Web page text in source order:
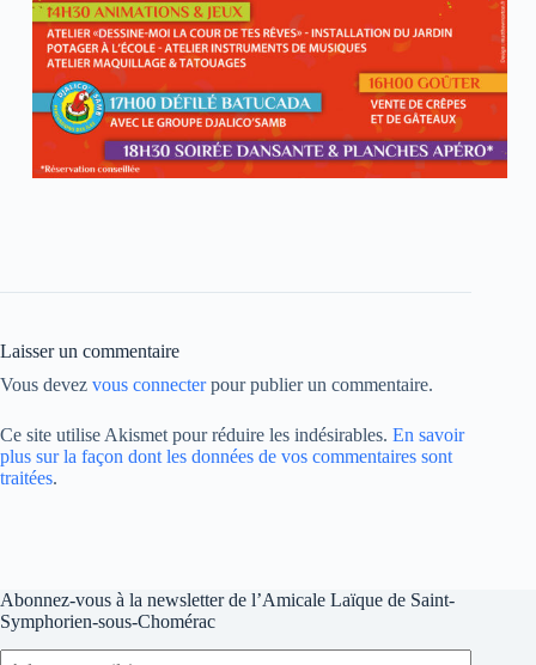
Laisser un commentaire
Vous devez vous connecterpour publier un commentaire.
Ce site utilise Akismet pour réduire les indésirables. En savoir
plus sur la façon dont les données de vos commentaires sont
traitées.
Abonnez-vous à la newsletter de l’Amicale Laïque de Saint-
Symphorien-sous-Chomérac